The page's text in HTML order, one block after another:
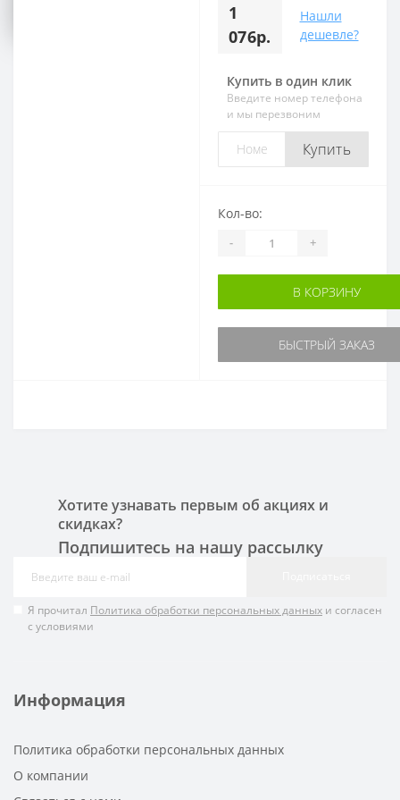
1
076р.
Нашли
дешевле?
Купить в один клик
Введите номер телефона
и мы перезвоним
Купить
Кол-во:
- +
В КОРЗИНУ
БЫСТРЫЙ ЗАКАЗ
Хотите узнавать первым об акциях и
скидках?
Подпишитесь на нашу рассылку
Я прочитал Политика обработки персональных данных и согласен
с условиями
Информация
Политика обработки персональных данных
О компании